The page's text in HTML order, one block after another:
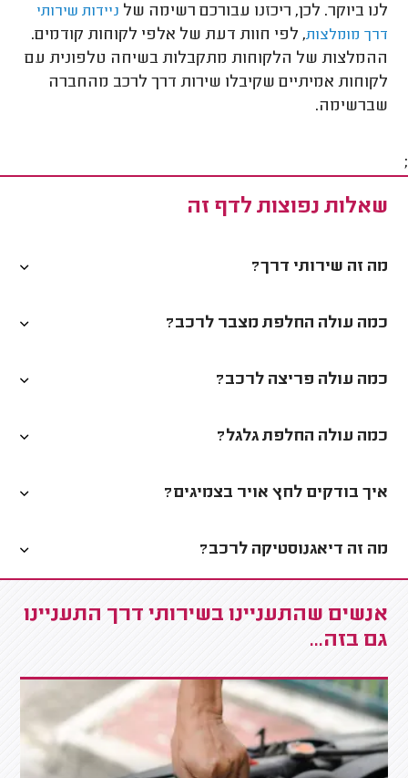
לנו ביוקר. לכן, ריכזנו עבורכם רשימה של ניידות שירותי
דרך מומלצות, לפי חוות דעת של אלפי לקוחות קודמים.
ההמלצות של הלקוחות מתקבלות בשיחה טלפונית עם
לקוחות אמיתיים שקיבלו שירות דרך לרכב מהחברה
שברשימה.
;
שאלות נפוצות לדף זה
מה זה שירותי דרך?
כמה עולה החלפת מצבר לרכב?
כמה עולה פריצה לרכב?
כמה עולה החלפת גלגל?
איך בודקים לחץ אויר בצמיגים?
מה זה דיאגנוסטיקה לרכב?
אנשים שהתעניינו בשירותי דרך התעניינו
גם בזה...